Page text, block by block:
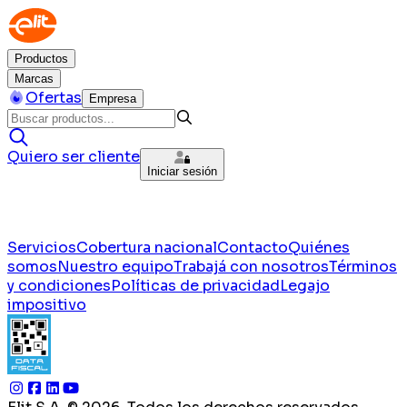
Productos
Marcas
Ofertas Empresa
Quiero ser cliente
Iniciar sesión
ServiciosCobertura nacionalContactoQuiénes
somosNuestro equipoTrabajá con nosotrosTérminos
y condicionesPolíticas de privacidadLegajo
impositivo